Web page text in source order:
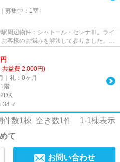
募集中： 1室
周辺物件：シャトール・セレナⅢ。ライ
客様のお悩みを解決して参りました。福
円
共益費 2,000円)
｜礼：0ヶ月
階
㎡
件数1棟 空き数1件 1-1棟表示
て
お問い合わせ